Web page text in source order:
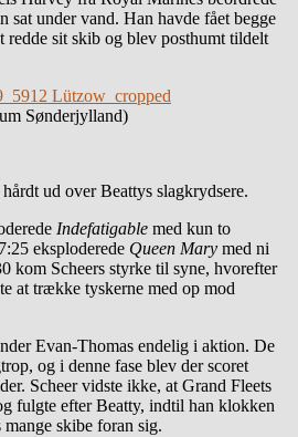
sat under vand. Han havde fået begge
redde sit skib og blev posthumt tildelt
Sønderjylland)
ud over Beattys slagkrydsere.
Indefatigable med kun to
eksploderede Queen Mary med ni
kom Scheers styrke til syne, hvorefter
at trække tyskerne med op mod
Evan-Thomas endelig i aktion. De
og i denne fase blev der scoret
Scheer vidste ikke, at Grand Fleets
fulgte efter Beatty, indtil han klokken
skibe foran sig.